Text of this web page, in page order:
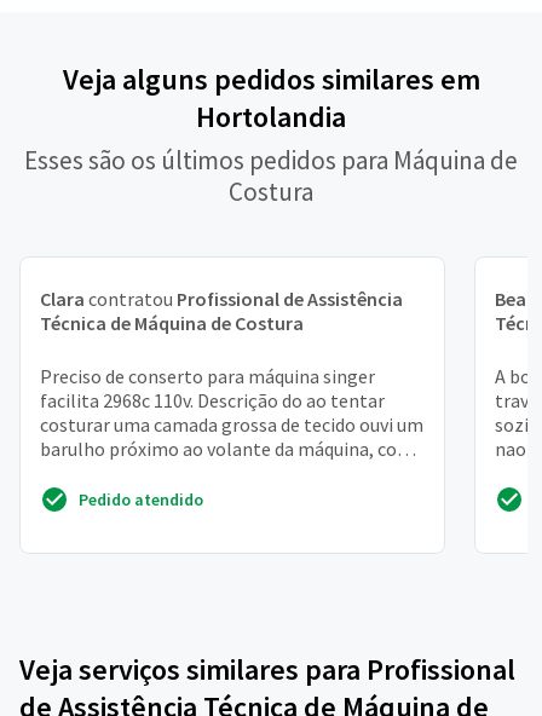
Veja alguns pedidos similares em
Hortolandia
Esses são os últimos pedidos para Máquina de
Costura
Clara contratou Profissional de Assistência
Técnica de Máquina de Costura
Preciso de conserto para máquina singer
facilita 2968c 110v. Descrição do ao tentar
costurar uma camada grossa de tecido ouvi um
barulho próximo ao volante da máquina, como
Pedido atendido
A
trava
nao
Veja serviços similares para Profissional
de Assistência Técnica de Máquina de